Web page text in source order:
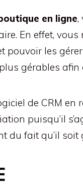
en ligne,
En effet,
pouvoir les
gérables afin
de CRM en
puisqu’il
du fait qu’il soit